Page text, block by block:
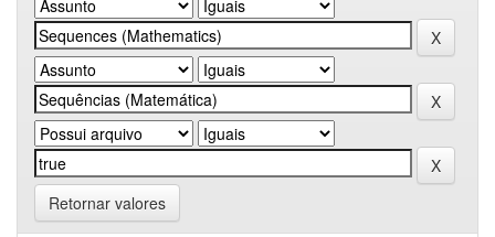
Retornar valores